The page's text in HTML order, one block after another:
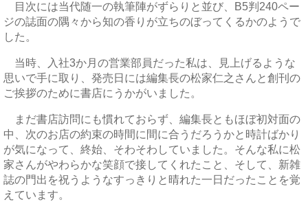
目次には当代随一の執筆陣がずらりと並び、B5判240ペー
ジの誌面の隅々から知の香りが立ちのぼってくるかのようで
した。
当時、入社3か月の営業部員だった私は、見上げるような
思いで手に取り、発売日には編集長の松家仁之さんと創刊の
ご挨拶のために書店にうかがいました。
まだ書店訪問にも慣れておらず、編集長ともほぼ初対面の
中、次のお店の約束の時間に間に合うだろうかと時計ばかり
が気になって、終始、そわそわしていました。そんな私に松
家さんがやわらかな笑顔で接してくれたこと、そして、新雑
誌の門出を祝うようなすっきりと晴れた一日だったことを覚
えています。